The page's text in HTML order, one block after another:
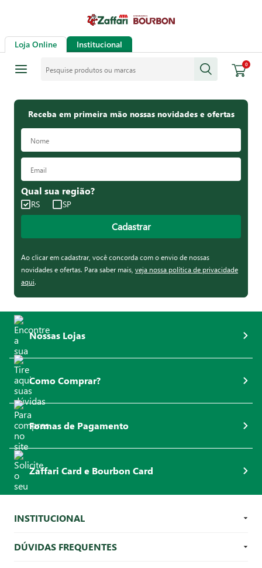
Loja Online Institucional
0
Receba em primeira mão nossas novidades e ofertas
Qual sua região?
RS SP
Cadastrar
Ao clicar em cadastrar, você concorda com o envio de nossas
novidades e ofertas. Para saber mais, veja nossa política de privacidade
aqui.
Nossas Lojas
Como Comprar?
Formas de Pagamento
Zaffari Card e Bourbon Card
INSTITUCIONAL
DÚVIDAS FREQUENTES